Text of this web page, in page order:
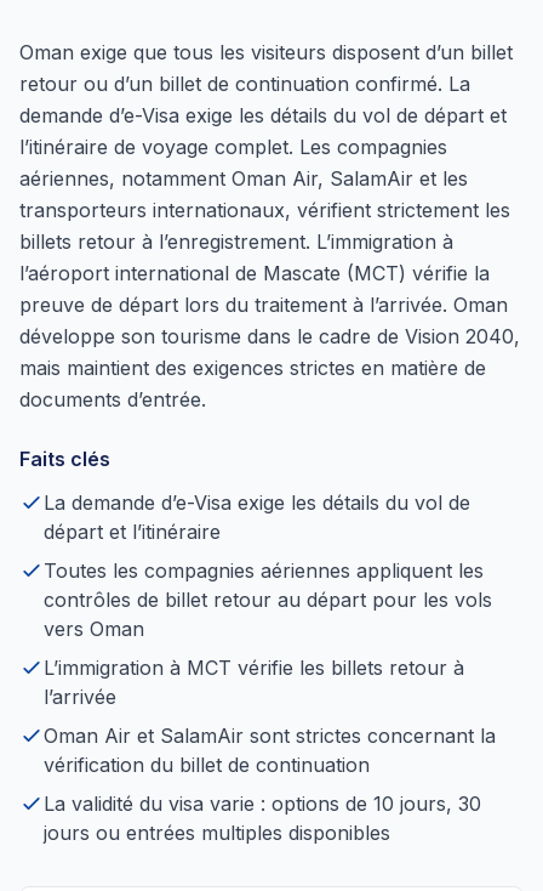
Oman exige que tous les visiteurs disposent d’un billet
retour ou d’un billet de continuation confirmé. La
demande d’e-Visa exige les détails du vol de départ et
l’itinéraire de voyage complet. Les compagnies
aériennes, notamment Oman Air, SalamAir et les
transporteurs internationaux, vérifient strictement les
billets retour à l’enregistrement. L’immigration à
l’aéroport international de Mascate (MCT) vérifie la
preuve de départ lors du traitement à l’arrivée. Oman
développe son tourisme dans le cadre de Vision 2040,
mais maintient des exigences strictes en matière de
documents d’entrée.
Faits clés
La demande d’e-Visa exige les détails du vol de
départ et l’itinéraire
Toutes les compagnies aériennes appliquent les
contrôles de billet retour au départ pour les vols
vers Oman
L’immigration à MCT vérifie les billets retour à
l’arrivée
Oman Air et SalamAir sont strictes concernant la
vérification du billet de continuation
La validité du visa varie : options de 10 jours, 30
jours ou entrées multiples disponibles